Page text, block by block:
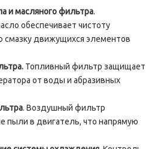
и масляного фильтра.
обеспечивает чистоту
смазку движущихся элементов
Топливный фильтр защищает
от воды и абразивных
. Воздушный фильтр
пыли в двигатель, что напрямую